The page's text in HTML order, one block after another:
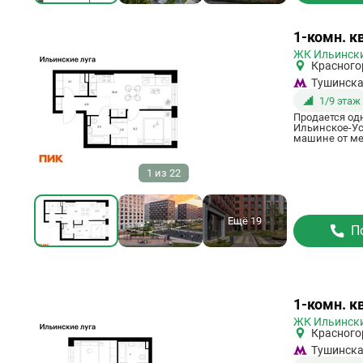
Ещё 19
1 из 22
Ссылка
на
квартиру
1-комн.
ЖК
1/9 этаж
Продается
Ильинское-
машине от
Ссылка
на
квартиру
1-комн.
ЖК